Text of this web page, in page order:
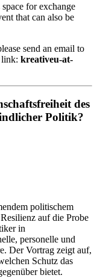
for exchange
that can also be
send an email to
link: kreativeu-at-
des
Politik?
politischem
auf die Probe
in
personelle und
Der Vortrag zeigt auf,
Schutz das
bietet.